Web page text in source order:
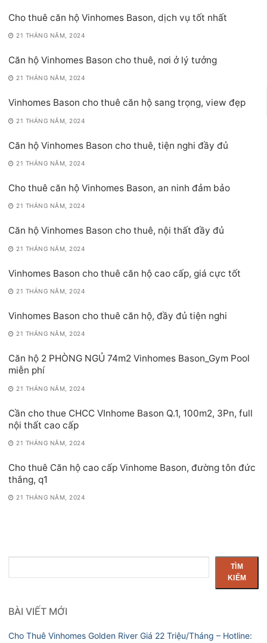
Cho thuê căn hộ Vinhomes Bason, dịch vụ tốt nhất
21 THÁNG NĂM, 2024
Căn hộ Vinhomes Bason cho thuê, nơi ở lý tưởng
21 THÁNG NĂM, 2024
Vinhomes Bason cho thuê căn hộ sang trọng, view đẹp
21 THÁNG NĂM, 2024
Căn hộ Vinhomes Bason cho thuê, tiện nghi đầy đủ
21 THÁNG NĂM, 2024
Cho thuê căn hộ Vinhomes Bason, an ninh đảm bảo
21 THÁNG NĂM, 2024
Căn hộ Vinhomes Bason cho thuê, nội thất đầy đủ
21 THÁNG NĂM, 2024
Vinhomes Bason cho thuê căn hộ cao cấp, giá cực tốt
21 THÁNG NĂM, 2024
Vinhomes Bason cho thuê căn hộ, đầy đủ tiện nghi
21 THÁNG NĂM, 2024
Căn hộ 2 PHÒNG NGỦ 74m2 Vinhomes Bason_Gym Pool
miễn phí
21 THÁNG NĂM, 2024
Cần cho thue CHCC VInhome Bason Q.1, 100m2, 3Pn, full
nội thất cao cấp
21 THÁNG NĂM, 2024
Cho thuê Căn hộ cao cấp Vinhome Bason, đường tôn đức
thắng, q1
21 THÁNG NĂM, 2024
kiếm
TÌM
KIẾM
BÀI VIẾT MỚI
Cho Thuê Vinhomes Golden River Giá 22 Triệu/Tháng – Hotline: